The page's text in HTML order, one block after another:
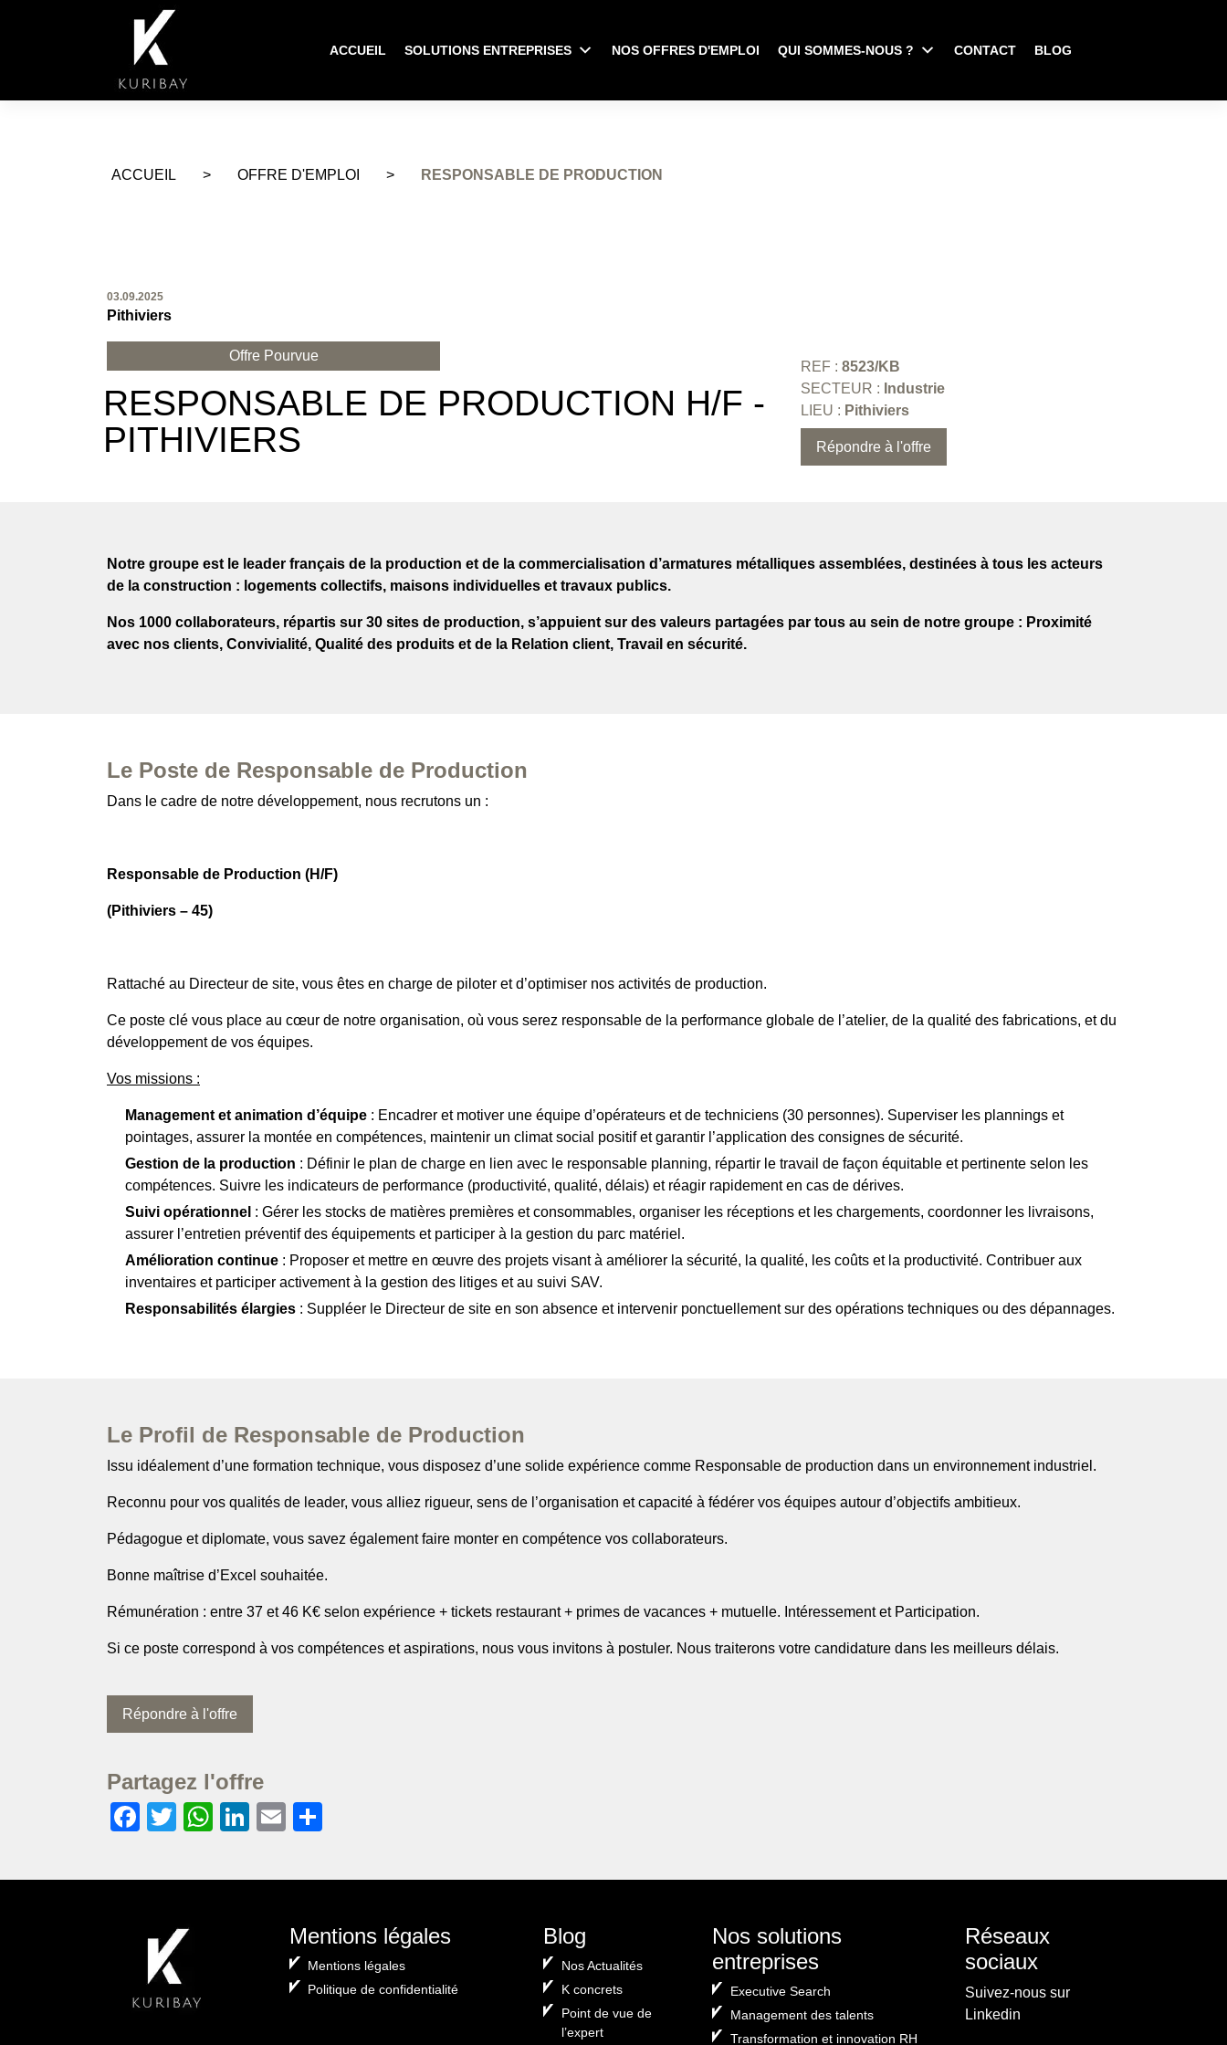
ACCUEIL SOLUTIONS ENTREPRISES NOS OFFRES D'EMPLOI QUI SOMMES-NOUS ? CONTACT BLOG
ACCUEIL > OFFRE D'EMPLOI > RESPONSABLE DE PRODUCTION
03.09.2025
Pithiviers
Offre Pourvue
RESPONSABLE DE PRODUCTION H/F -
PITHIVIERS
REF : 8523/KB
SECTEUR : Industrie
LIEU : Pithiviers
Répondre à l'offre
Notre groupe est le leader français de la production et de la commercialisation d’armatures métalliques assemblées, destinées à tous les acteurs
de la construction : logements collectifs, maisons individuelles et travaux publics.
Nos 1000 collaborateurs, répartis sur 30 sites de production, s’appuient sur des valeurs partagées par tous au sein de notre groupe : Proximité
avec nos clients, Convivialité, Qualité des produits et de la Relation client, Travail en sécurité.
Le Poste de Responsable de Production
Dans le cadre de notre développement, nous recrutons un :
Responsable de Production (H/F)
(Pithiviers – 45)
Rattaché au Directeur de site, vous êtes en charge de piloter et d’optimiser nos activités de production.
Ce poste clé vous place au cœur de notre organisation, où vous serez responsable de la performance globale de l’atelier, de la qualité des fabrications, et du
développement de vos équipes.
Vos missions :
Management et animation d’équipe : Encadrer et motiver une équipe d’opérateurs et de techniciens (30 personnes). Superviser les plannings et
pointages, assurer la montée en compétences, maintenir un climat social positif et garantir l’application des consignes de sécurité.
Gestion de la production : Définir le plan de charge en lien avec le responsable planning, répartir le travail de façon équitable et pertinente selon les
compétences. Suivre les indicateurs de performance (productivité, qualité, délais) et réagir rapidement en cas de dérives.
Suivi opérationnel : Gérer les stocks de matières premières et consommables, organiser les réceptions et les chargements, coordonner les livraisons,
assurer l’entretien préventif des équipements et participer à la gestion du parc matériel.
Amélioration continue : Proposer et mettre en œuvre des projets visant à améliorer la sécurité, la qualité, les coûts et la productivité. Contribuer aux
inventaires et participer activement à la gestion des litiges et au suivi SAV.
Responsabilités élargies : Suppléer le Directeur de site en son absence et intervenir ponctuellement sur des opérations techniques ou des dépannages.
Le Profil de Responsable de Production
Issu idéalement d’une formation technique, vous disposez d’une solide expérience comme Responsable de production dans un environnement industriel.
Reconnu pour vos qualités de leader, vous alliez rigueur, sens de l’organisation et capacité à fédérer vos équipes autour d’objectifs ambitieux.
Pédagogue et diplomate, vous savez également faire monter en compétence vos collaborateurs.
Bonne maîtrise d’Excel souhaitée.
Rémunération : entre 37 et 46 K€ selon expérience + tickets restaurant + primes de vacances + mutuelle. Intéressement et Participation.
Si ce poste correspond à vos compétences et aspirations, nous vous invitons à postuler. Nous traiterons votre candidature dans les meilleurs délais.
Répondre à l'offre
Partagez l'offre
Facebook
TwitterWhatsApp
LinkedIn
Email
Mentions légales
Mentions légales
Politique de confidentialité
Blog
Nos Actualités
K concrets
Point de vue de
l’expert
Nos solutions
entreprises
Executive Search
Management des talents
Transformation et innovation RH
Réseaux
sociaux
Suivez-nous sur
Linkedin